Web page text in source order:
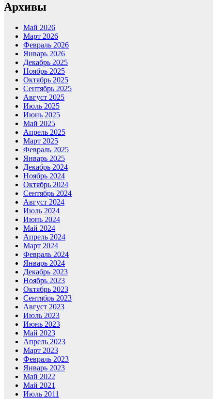
Архивы
Май 2026
Март 2026
Февраль 2026
Январь 2026
Декабрь 2025
Ноябрь 2025
Октябрь 2025
Сентябрь 2025
Август 2025
Июль 2025
Июнь 2025
Май 2025
Апрель 2025
Март 2025
Февраль 2025
Январь 2025
Декабрь 2024
Ноябрь 2024
Октябрь 2024
Сентябрь 2024
Август 2024
Июль 2024
Июнь 2024
Май 2024
Апрель 2024
Март 2024
Февраль 2024
Январь 2024
Декабрь 2023
Ноябрь 2023
Октябрь 2023
Сентябрь 2023
Август 2023
Июль 2023
Июнь 2023
Май 2023
Апрель 2023
Март 2023
Февраль 2023
Январь 2023
Май 2022
Май 2021
Июль 2011